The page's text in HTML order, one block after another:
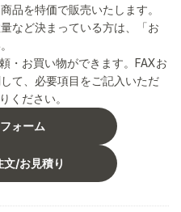
品を特価で販売いたします。
など決まっている方は、「お
・お買い物ができます。FAXお
て、必要項目をご記入いただ
ください。
ォーム
/お見積り